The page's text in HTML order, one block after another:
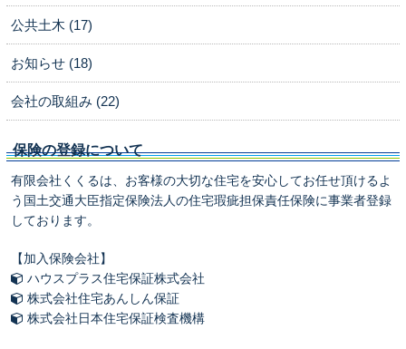
公共土木 (17)
お知らせ (18)
会社の取組み (22)
保険の登録について
有限会社くくるは、お客様の大切な住宅を安心してお任せ頂けるよ
う国土交通大臣指定保険法人の住宅瑕疵担保責任保険に事業者登録
しております。
【加入保険会社】
ハウスプラス住宅保証株式会社
株式会社住宅あんしん保証
株式会社日本住宅保証検査機構